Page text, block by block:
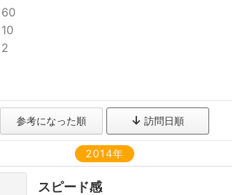
60
10
2
参考になった順 訪問日順
2014年
スピード感